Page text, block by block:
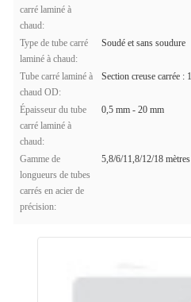
carré laminé à
chaud:
Type de tube carré
laminé à chaud:
Soudé et sans soudure
Tube carré laminé à
chaud OD:
Section creuse carrée
Épaisseur du tube
carré laminé à
chaud:
0,5 mm - 20 mm
Gamme de
longueurs de tubes
carrés en acier de
précision:
5,8/6/11,8/12/18 mètres